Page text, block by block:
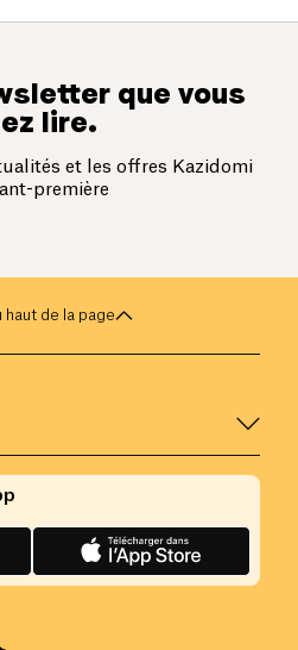
que vous
lire.
et les offres Kazidomi
première
haut de la page